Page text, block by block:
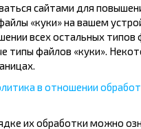
сайтами для
«куки» на вашем
всех остальных типов
типы файлов «куки».
в отношении
их обработки можно